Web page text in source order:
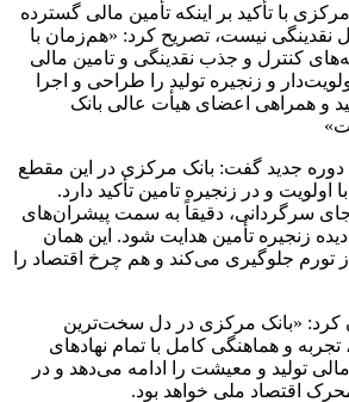
با تأکید بر اینکه تأمین مالی گسترده
نقدینگی نیست، تصریح کرد: «هم‌زمان با
کنترل و جذب نقدینگی و تامین مالی
و زنجیره تولید را طراحی و اجرا
و همراهی اعضای هیأت عالی بانک
جدید گفت: بانک مرکزی در این مقطع
اولویت و در زنجیره تامین تأکید دارد.
سرگردانی، دقیقاً به سمت پیشران‌های
زنجیره تأمین هدایت شود. این همان
جلوگیری می‌کند و هم چرخ اقتصاد را
کرد: «بانک مرکزی در دل سخت‌ترین
و هماهنگی کامل با تمام نهادهای
تولید و معیشت را ادامه می‌دهد و در
اقتصاد ملی خواهد بود.